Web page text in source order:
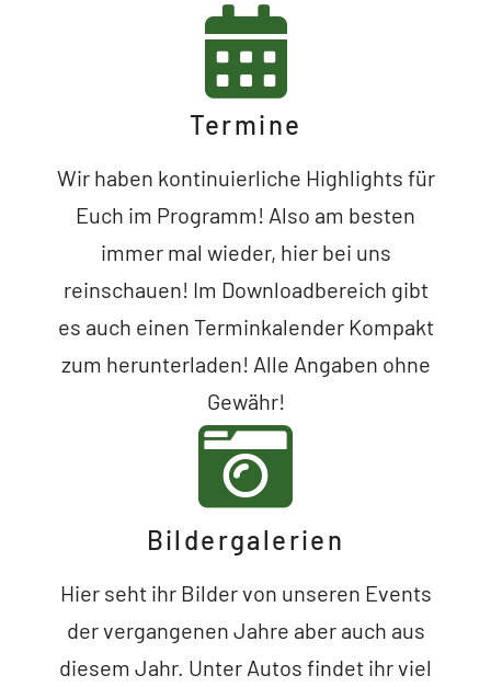
Termine
Wir haben kontinuierliche Highlights für
Euch im Programm! Also am besten
immer mal wieder, hier bei uns
reinschauen! Im Downloadbereich gibt
es auch einen Terminkalender Kompakt
zum herunterladen! Alle Angaben ohne
Gewähr!
Bildergalerien
Hier seht ihr Bilder von unseren Events
der vergangenen Jahre aber auch aus
diesem Jahr. Unter Autos findet ihr viel